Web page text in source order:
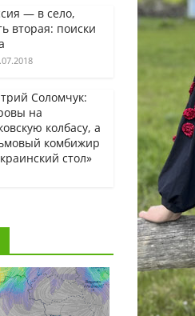
— в село,
вторая: поиски
Соломчук:
на
колбасу, а
комбижир
стол»